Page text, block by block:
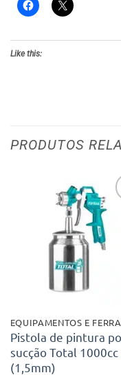
Like this:
PRODUTOS
aos
Pistola de pintura
sucção Total 1000cc
(1,5mm)